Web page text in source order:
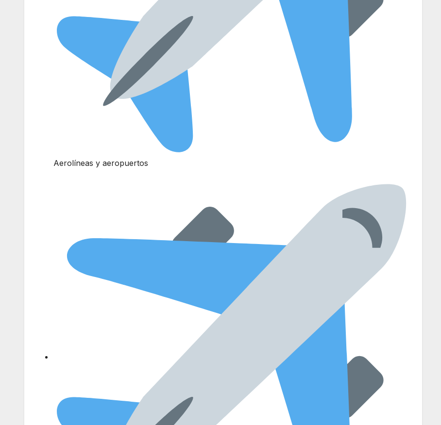
Aerolíneas y aeropuertos